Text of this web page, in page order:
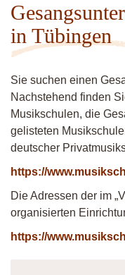
in Tübingen
Sie suchen einen
Nachstehend finden
Musikschulen, die
gelisteten
deutscher
https://
Die Adressen der im
organisierten
https://